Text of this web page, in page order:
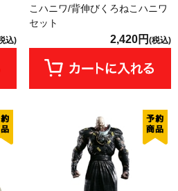
込)
こハニワ/背伸びくろねこハニワ
セット
2,420円 (税込)